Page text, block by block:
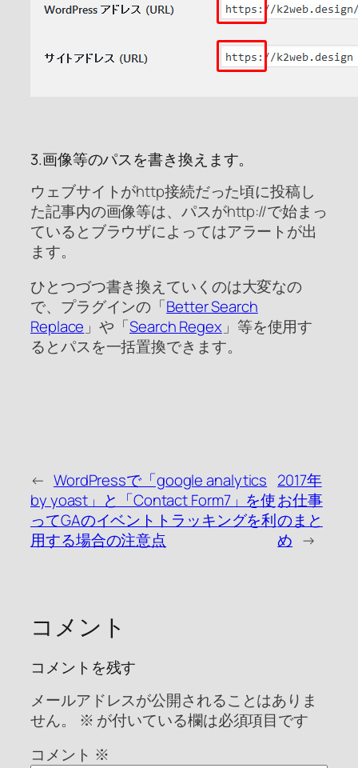
3.画像等のパスを書き換えます。
ウェブサイトがhttp接続だった頃に投稿し
た記事内の画像等は、パスがhttp://で始まっ
ているとブラウザによってはアラートが出
ます。
ひとつづつ書き換えていくのは大変なの
で、プラグインの「Better Search
Replace 」や「Search Regex 」等を使用す
るとパスを一括置換できます。
← WordPressで「google analytics
by yoast」と「Contact Form7」を使
ってGAのイベントトラッキングを利
用する場合の注意点
2017年
お仕事
のまと
め →
コメント
コメントを残す
メールアドレスが公開されることはありま
せん。
※ が付いている欄は必須項目です
コメント ※